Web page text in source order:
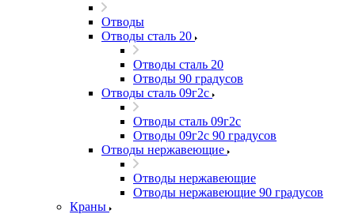
Отводы
Отводы сталь 20
Отводы сталь 20
Отводы 90 градусов
Отводы сталь 09г2с
Отводы сталь 09г2с
Отводы 09г2с 90 градусов
Отводы нержавеющие
Отводы нержавеющие
Отводы нержавеющие 90 градусов
Краны